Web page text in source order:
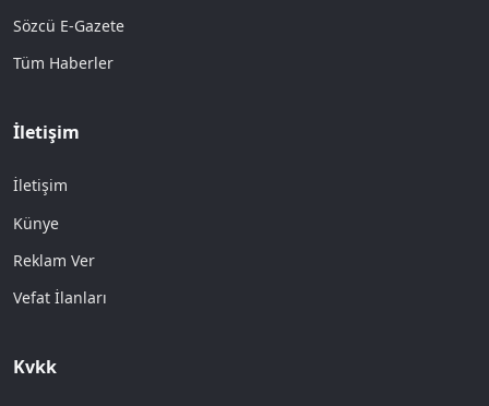
Sözcü E-Gazete
Tüm Haberler
İletişim
İletişim
Künye
Reklam Ver
Vefat İlanları
Kvkk